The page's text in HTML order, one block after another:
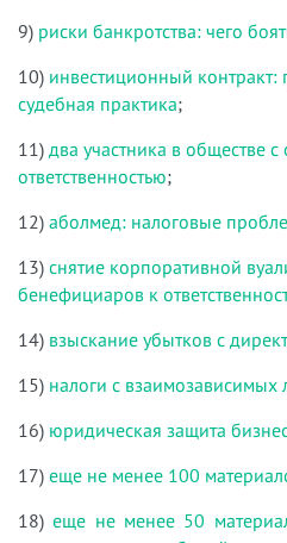
9) риски банкротства: чего
10) инвестиционный
судебная практика;
11) два участника в обществе
ответственностью;
12) аболмед: налоговые
13) снятие корпоративной
бенефициаров к
14) взыскание убытков с
15) налоги с взаимозависимых
16) юридическая защита
17) еще не менее 100
18)еще не менее 50